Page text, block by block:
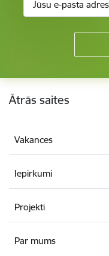
Kājene
Ātrās saites
Vakances
Iepirkumi
Projekti
Par mums